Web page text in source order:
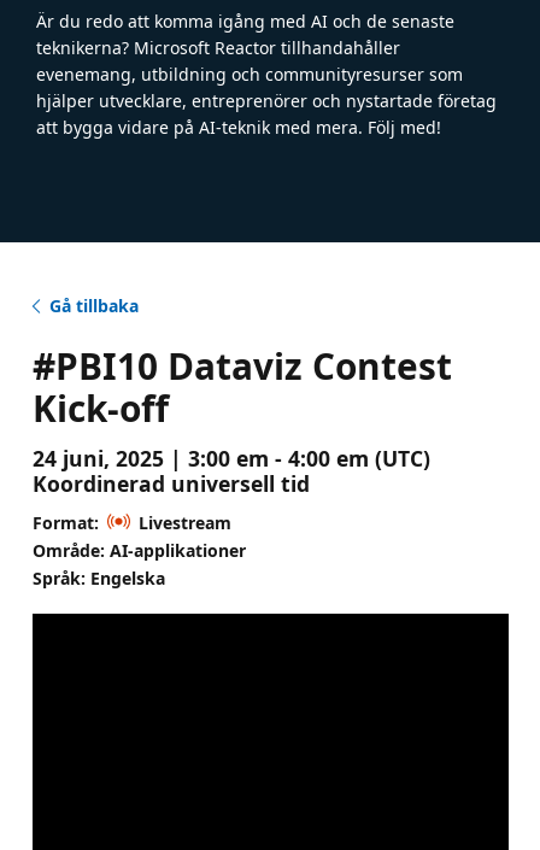
Är du redo att komma igång med AI och de senaste
teknikerna? Microsoft Reactor tillhandahåller
evenemang, utbildning och communityresurser som
hjälper utvecklare, entreprenörer och nystartade företag
att bygga vidare på AI-teknik med mera. Följ med!
Gå tillbaka
#PBI10 Dataviz Contest
Kick-off
24 juni, 2025 | 3:00 em - 4:00 em (UTC)
Koordinerad universell tid
Format:
Livestream
Område: AI-applikationer
Språk: Engelska